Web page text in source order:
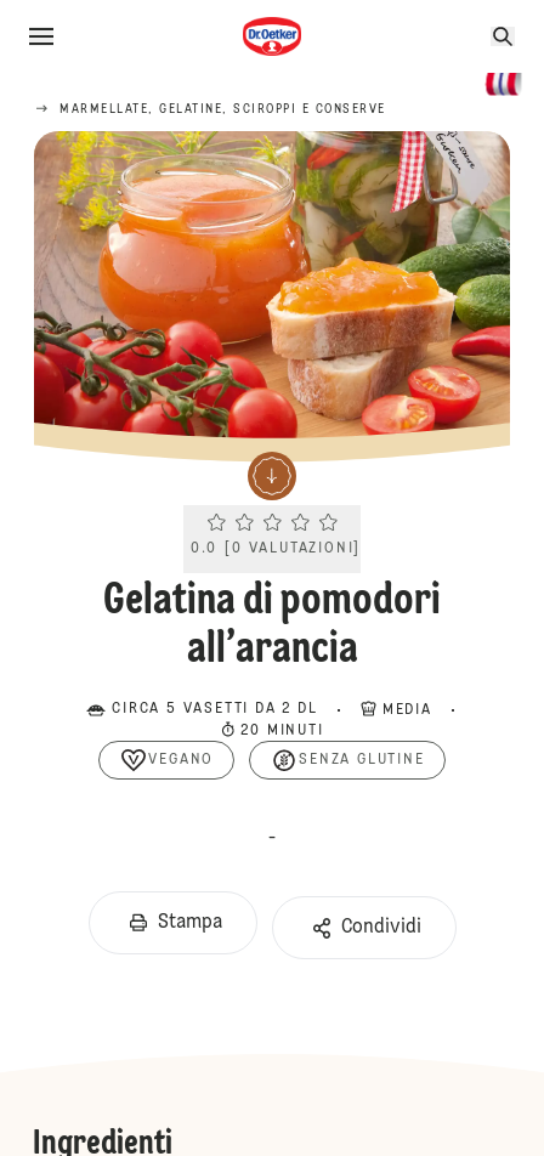
MARMELLATE, GELATINE, SCIROPPI E CONSERVE
Current rating 0.0. Click to rate.
0.0 0 VALUTAZIONI
Gelatina di pomodori
all’arancia
CIRCA 5 VASETTI DA 2 DL
MEDIA
20 MINUTI
VEGANO
SENZA GLUTINE
-
Stampa Condividi
Ingredienti